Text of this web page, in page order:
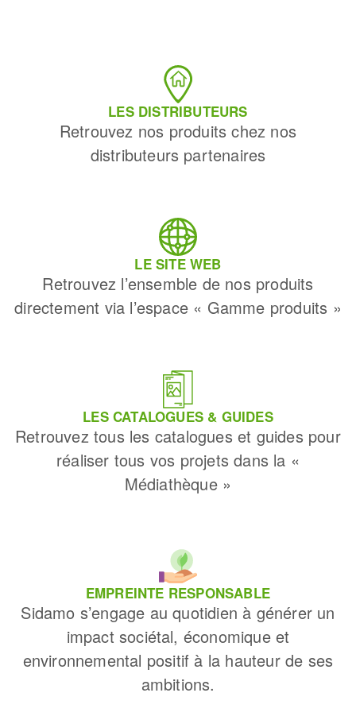
LES DISTRIBUTEURS
Retrouvez nos produits chez nos
distributeurs partenaires
LE SITE WEB
Retrouvez l’ensemble de nos produits
directement via l’espace « Gamme produits »
LES CATALOGUES & GUIDES
Retrouvez tous les catalogues et guides pour
réaliser tous vos projets dans la «
Médiathèque »
EMPREINTE RESPONSABLE
Sidamo s’engage au quotidien à générer un
impact sociétal, économique et
environnemental positif à la hauteur de ses
ambitions.